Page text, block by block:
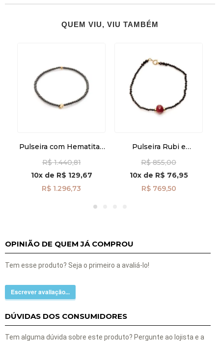
QUEM VIU, VIU TAMBÉM
Pulseira com Hematitas
pu07904
R$ 1.440,81
10xde R$ 129,67
R$ 1.296,73
Pulseira Rubi e
Fecho em Ouro 18k
pu08640
R$ 855,00
10xde R$ 76,95
R$ 769,50
OPINIÃO DE QUEM JÁ COMPROU
Tem esse produto? Seja o primeiro a avaliá-lo!
Escrever avaliação...
DÚVIDAS DOS CONSUMIDORES
Tem alguma dúvida sobre este produto? Pergunte ao lojista e a